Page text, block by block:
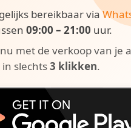
bereikbaar via
09:00 – 21:00 uur.
met de verkoop van je
in slechts3 klikken.